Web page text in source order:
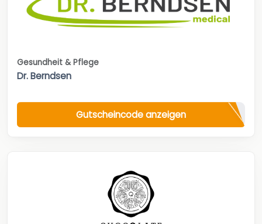
Gesundheit & Pflege
Dr. Berndsen
Gutscheincode anzeigen